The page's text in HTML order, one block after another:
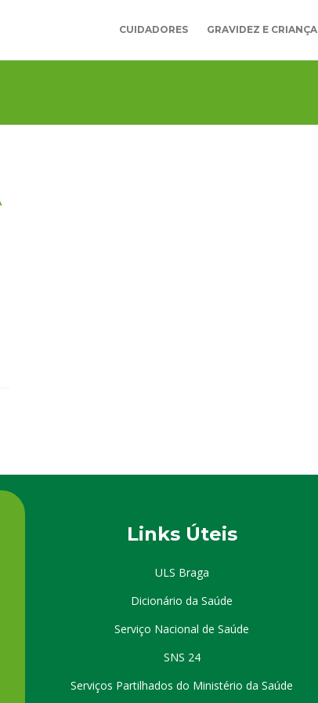
CUIDADORES GRAVIDEZ E CRIANÇA
Links Úteis
ULS Braga
Dicionário da Saúde
Serviço Nacional de Saúde
SNS 24
Serviços Partilhados do Ministério da Saúde